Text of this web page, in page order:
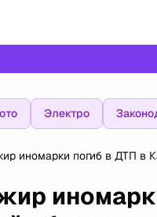
Электро
иномарки погиб в ДТП в